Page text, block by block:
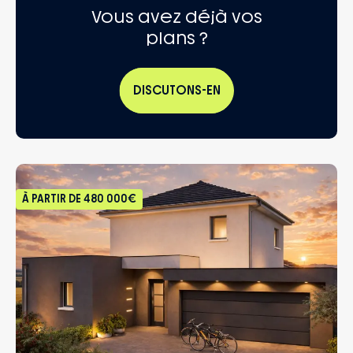
Vous avez déjà vos
plans ?
DISCUTONS-EN
À PARTIR DE 480 000€